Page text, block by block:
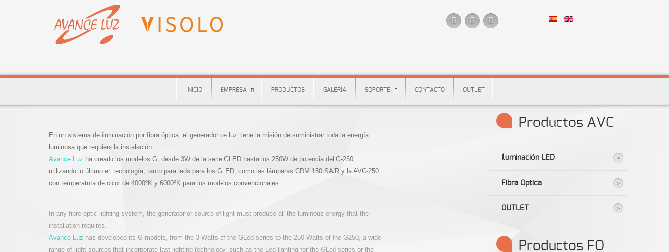
INICIO EMPRESA PRODUCTOS GALERÍA SOPORTE CONTACTO OUTLET
En un sistema de iluminación por fibra óptica, el generador de luz tiene la misión de suministrar toda la energía
luminosa que requiera la instalación.
Avance Luz ha creado los modelos G, desde 3W de la serie GLED hasta los 250W de potencia del G-250,
utilizando lo último en tecnología, tanto para leds para los GLED, como las lámparas CDM 150 SA/R y la AVC-250
con temperatura de color de 4000ºK y 6000ºK para los modelos convencionales.
In any fibre optic lighting system, the generator or source of light must produce all the luminous energy that the
installation requires.
Avance Luz has developed its G models, from the 3 Watts of the GLed series to the 250 Watts of the G250, a wide
range of light sources that incorporate last lighting technology, such as the Led lighting for the GLed series or the
Productos AVC
Iluminación LED
Fibra Optica
OUTLET
Productos FO